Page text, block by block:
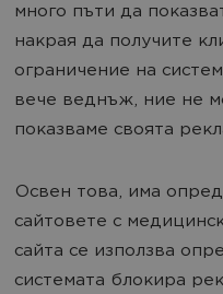
много пъти да
накрая да получите
ограничение на
вече веднъж, ние не
показваме своята
Освен това, има
сайтовете с
сайта се използва
системата блокира